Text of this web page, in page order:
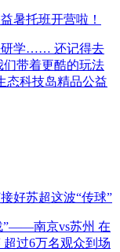
暑托班开营啦！
研学…… 还记得去
带着更酷的玩法
态科技岛精品公益
好苏超这波“传球”
”——南京vs苏州 在
过6万名观众到场